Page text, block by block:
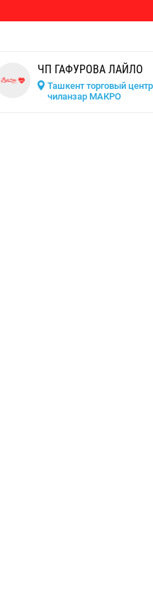
ЧП ГАФУРОВА ЛАЙЛО
Ташкент торговый центр
чиланзар МАКРО